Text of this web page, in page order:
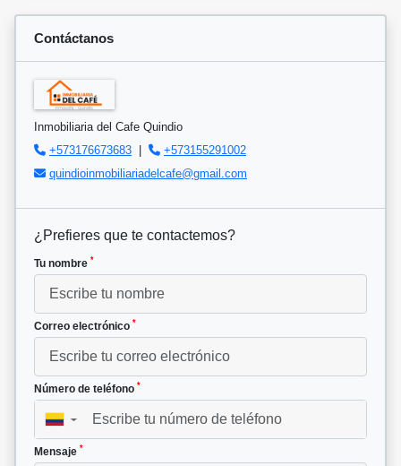
Contáctanos
Inmobiliaria del Cafe Quindio
+573176673683 |
+573155291002
quindioinmobiliariadelcafe@gmail.com
¿Prefieres que te contactemos?
Tu nombre *
Correo electrónico *
Número de teléfono *
▼
Mensaje *